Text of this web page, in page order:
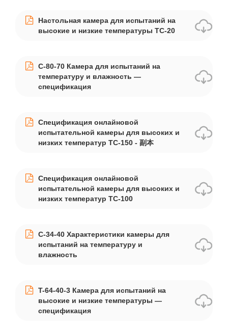
Настольная камера для испытаний на
высокие и низкие температуры TC-20
C-80-70 Камера для испытаний на
температуру и влажность —
спецификация
Спецификация онлайновой
испытательной камеры для высоких и
низких температур TC-150 - 副本
Спецификация онлайновой
испытательной камеры для высоких и
низких температур TC-100
C-34-40 Характеристики камеры для
испытаний на температуру и
влажность
T-64-40-3 Камера для испытаний на
высокие и низкие температуры —
спецификация